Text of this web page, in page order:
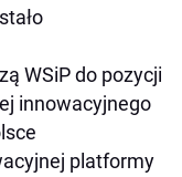
WSiP do pozycji
innowacyjnego
platformy